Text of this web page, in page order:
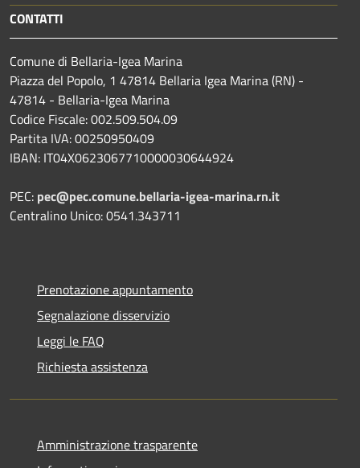
CONTATTI
Comune di Bellaria-Igea Marina
Piazza del Popolo, 1 47814 Bellaria Igea Marina (RN) -
47814 - Bellaria-Igea Marina
Codice Fiscale: 002.509.504.09
Partita IVA: 00250950409
IBAN: IT04X0623067710000030644924
PEC: pec@pec.comune.bellaria-igea-marina.rn.it
Centralino Unico: 0541.343711
Prenotazione appuntamento
Segnalazione disservizio
Leggi le FAQ
Richiesta assistenza
Amministrazione trasparente